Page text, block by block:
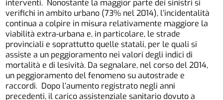
interventi. Nonostante la maggior parte dei sinistri si
verifichi in ambito urbano (73% nel 2014), l’incidentalità
continua a colpire in misura relativamente maggiore la
viabilità extra-urbana e, in particolare, le strade
provinciali e soprattutto quelle statali, per le quali si
assiste a un peggioramento nei valori degli indici di
mortalità e di lesività. Da segnalare, nel corso del 2014,
un peggioramento del fenomeno su autostrade e
raccordi. Dopo l’aumento registrato negli anni
precedenti, il carico assistenziale sanitario dovuto a